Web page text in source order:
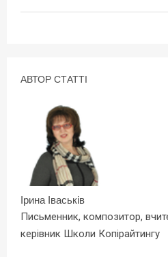
АВТОР СТАТТІ
Ірина Іваськів
Письменник, композитор,
керівник Школи Копірайтингу